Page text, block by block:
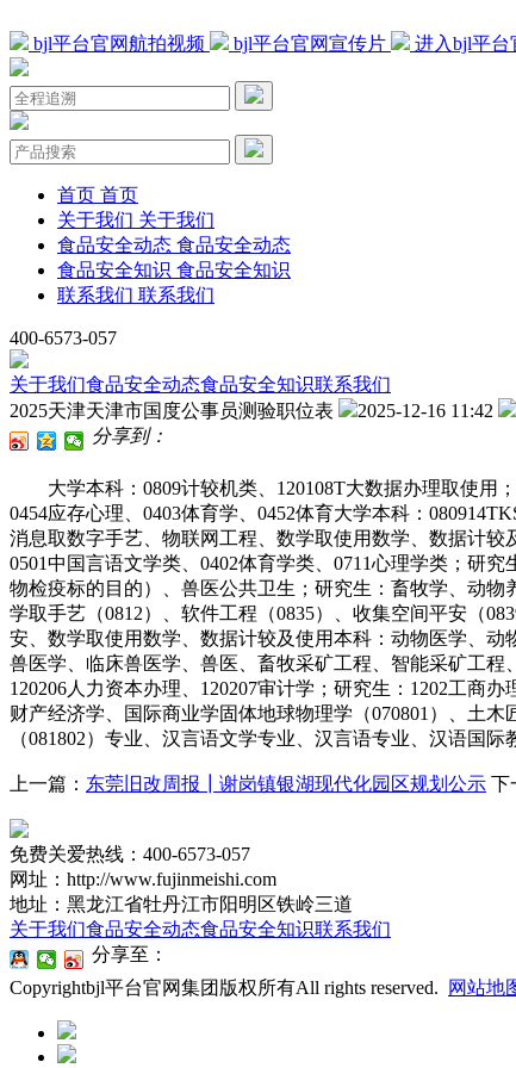
bjl平台官网航拍视频 bjl平台官网宣传片 进入bjl平台
首页 首页
关于我们 关于我们
食品安全动态 食品安全动态
食品安全知识 食品安全知识
联系我们 联系我们
400-6573-057
关于我们食品安全动态食品安全知识联系我们
2025天津天津市国度公事员测验职位表
2025-12-16 11:42
分享到：
大学本科：0809计较机类、120108T大数据办理取使用；
0454应存心理、0403体育学、0452体育大学本科：
消息取数字手艺、物联网工程、数学取使用数学、数据计较
0501中国言语文学类、0402体育学类、0711心理学类；研
物检疫标的目的）、兽医公共卫生；研究生：畜牧学、动
学取手艺（0812）、软件工程（0835）、收集空间平安（
安、数学取使用数学、数据计较及使用本科：动物医学、
兽医学、临床兽医学、兽医、畜牧采矿工程、智能采矿工程
120206人力资本办理、120207审计学；研究生：1202工商
财产经济学、国际商业学固体地球物理学（070801）、土
（081802）专业、汉言语文学专业、汉言语专业、汉语国
上一篇： 东莞旧改周报┃谢岗镇银湖现代化园区规划公示 下
免费关爱热线：400-6573-057
网址：http://www.fujinmeishi.com
地址：黑龙江省牡丹江市阳明区铁岭三道
关于我们食品安全动态食品安全知识联系我们
分享至：
Copyrightbjl平台官网集团版权所有All rights reserved.
网站地